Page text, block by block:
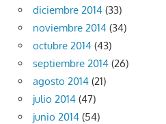
diciembre 2014 (33)
noviembre 2014 (34)
octubre 2014 (43)
septiembre 2014 (26)
agosto 2014 (21)
julio 2014 (47)
junio 2014 (54)